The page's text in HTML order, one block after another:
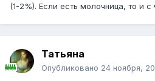
(1-2%). Если есть молочница, то и
Татьяна
Опубликовано 24 ноября,